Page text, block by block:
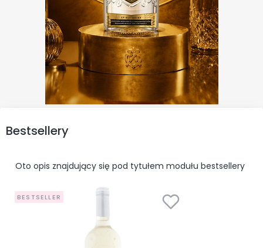
Bestsellery
Oto opis znajdujący się pod tytułem modułu bestsellery
BESTSELLER